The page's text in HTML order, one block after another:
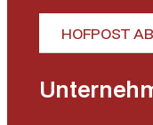
HOFPOST